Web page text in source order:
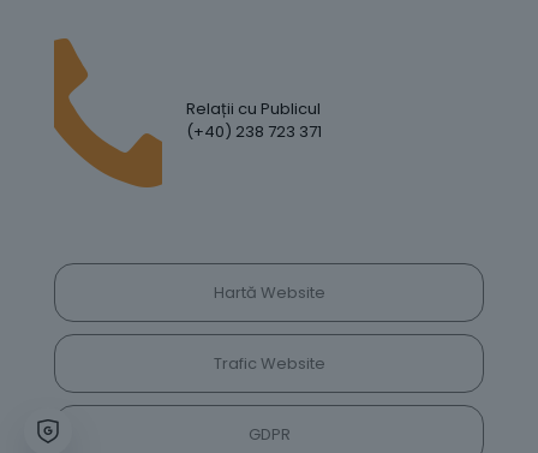
Relații cu Publicul
(+40) 238 723 371
Hartă Website
Trafic Website
GDPR